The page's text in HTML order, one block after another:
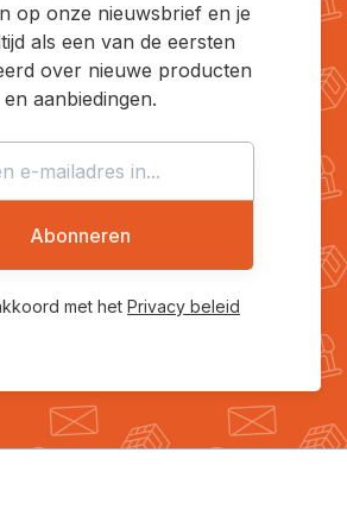
op onze nieuwsbrief en je
als een van de eersten
over nieuwe producten
en aanbiedingen.
Abonneren
met het Privacy beleid